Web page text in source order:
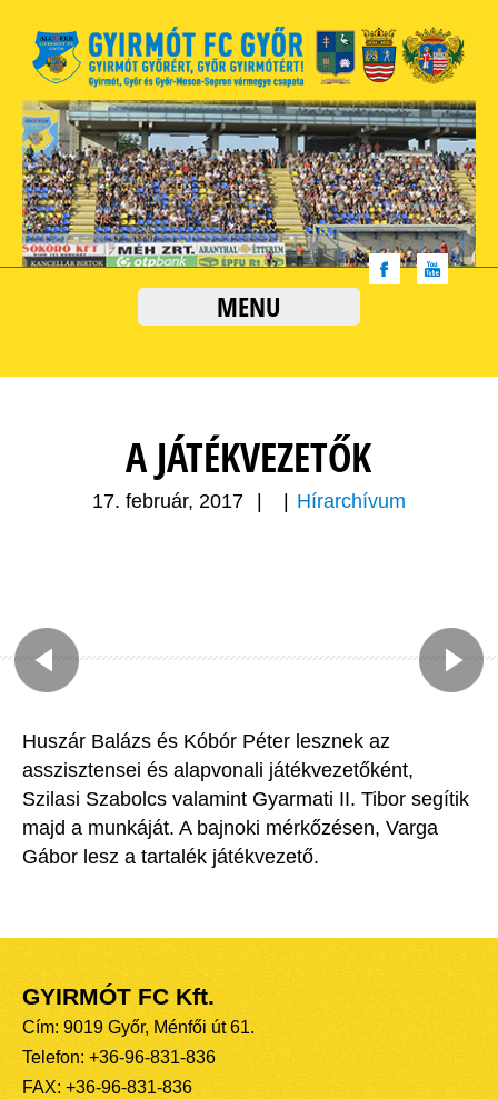
MENU
A JÁTÉKVEZETŐK
17. február, 2017 Hírarchívum
Huszár Balázs és Kóbór Péter lesznek az
asszisztensei és alapvonali játékvezetőként,
Szilasi Szabolcs valamint Gyarmati II. Tibor segítik
majd a munkáját. A bajnoki mérkőzésen, Varga
Gábor lesz a tartalék játékvezető.
GYIRMÓT FC Kft.
Cím: 9019 Győr, Ménfői út 61.
Telefon: +36-96-831-836
FAX: +36-96-831-836